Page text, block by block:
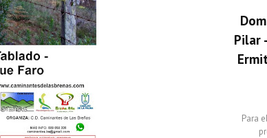
Pilar
Para